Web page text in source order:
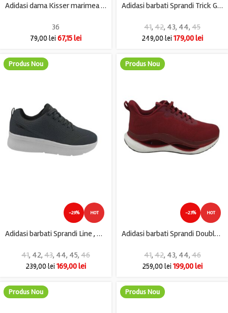
Adidasi dama Kisser marimea 36, material textil, gri
36
79,00lei67,15lei
Adidasi barbati Sprandi Trick Grey , imitatie de piele, negru gri
41, 42, 43, 44, 45
249,00lei 179,00lei
Produs Nou
-29% HOT
Adidasi barbati Sprandi Line , material textil, gri
41, 42, 43, 44, 45, 46
239,00lei 169,00lei
Produs Nou
-23% HOT
Adidasi barbati Sprandi Double Jump, material textil, visiniu
41,42, 43, 44,46
259,00lei 199,00lei
Produs Nou Produs Nou